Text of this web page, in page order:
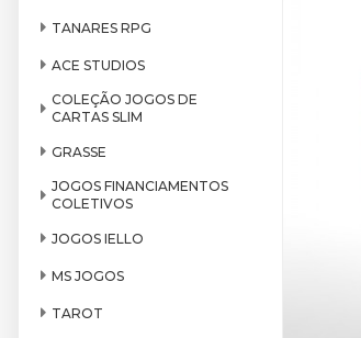
TANARES RPG
ACE STUDIOS
COLEÇÃO JOGOS DE
CARTAS SLIM
GRASSE
JOGOS FINANCIAMENTOS
COLETIVOS
JOGOS IELLO
MS JOGOS
TAROT